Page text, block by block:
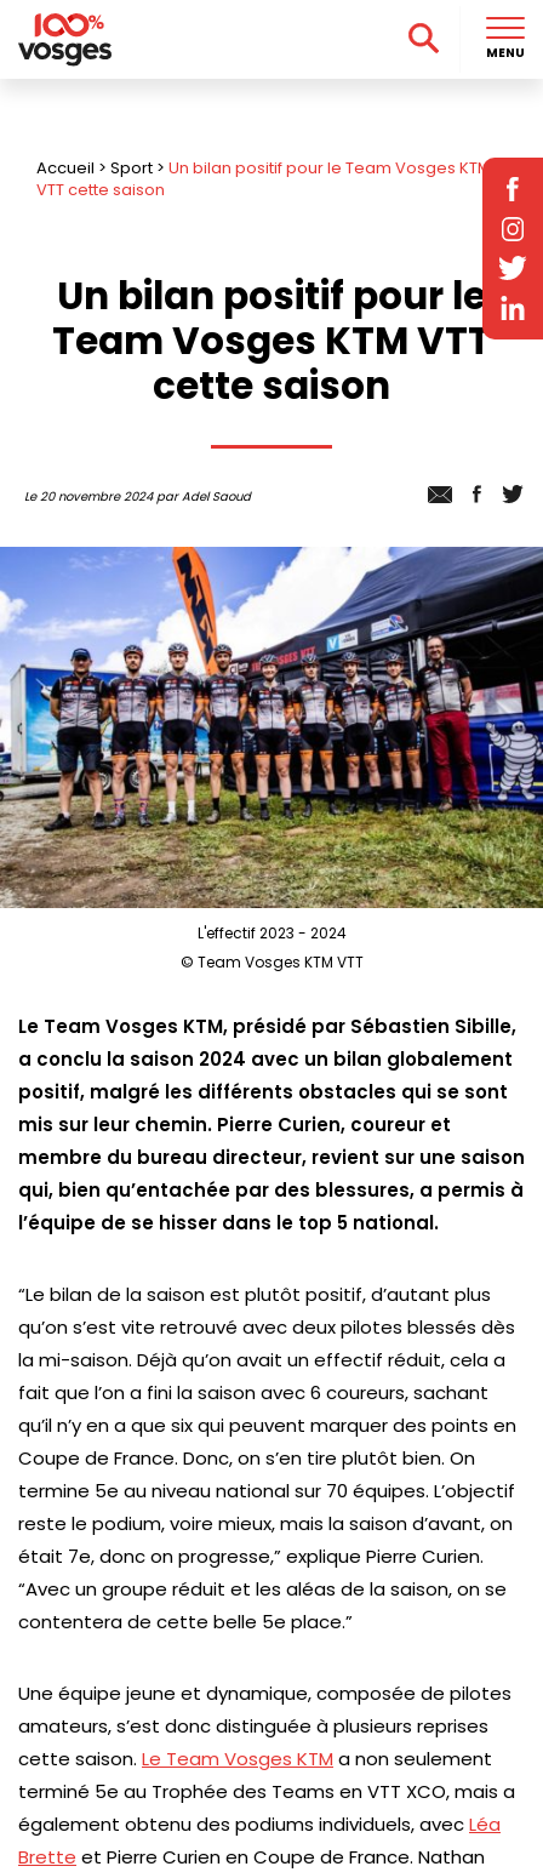
Accueil > Sport > Un bilan positif pour le Team Vosges KTM
VTT cette saison
Un bilan positif pour le
Team Vosges KTM VTT
cette saison
Le 20 novembre 2024 par Adel Saoud
L'effectif 2023 - 2024
© Team Vosges KTM VTT
Le Team Vosges KTM, présidé par Sébastien Sibille,
a conclu la saison 2024 avec un bilan globalement
positif, malgré les différents obstacles qui se sont
mis sur leur chemin. Pierre Curien, coureur et
membre du bureau directeur, revient sur une saison
qui, bien qu’entachée par des blessures, a permis à
l’équipe de se hisser dans le top 5 national.
“Le bilan de la saison est plutôt positif, d’autant plus
qu’on s’est vite retrouvé avec deux pilotes blessés dès
la mi-saison. Déjà qu’on avait un effectif réduit, cela a
fait que l’on a fini la saison avec 6 coureurs, sachant
qu’il n’y en a que six qui peuvent marquer des points en
Coupe de France. Donc, on s’en tire plutôt bien. On
termine 5e au niveau national sur 70 équipes. L’objectif
reste le podium, voire mieux, mais la saison d’avant, on
était 7e, donc on progresse,”explique Pierre Curien.
“Avec un groupe réduit et les aléas de la saison, on se
contentera de cette belle 5e place.”
Une équipe jeune et dynamique, composée de pilotes
amateurs, s’est donc distinguée à plusieurs reprises
cette saison. Le Team Vosges KTM a non seulement
terminé 5e au Trophée des Teams en VTT XCO, mais a
également obtenu des podiums individuels, avecLéa
Brette et Pierre Curien en Coupe de France. Nathan
MENU